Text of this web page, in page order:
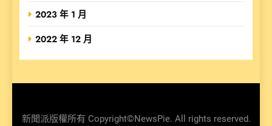
2023 年 1 月
2022 年 12 月
新聞派版權所有 Copyright©NewsPie. All rights reserved.